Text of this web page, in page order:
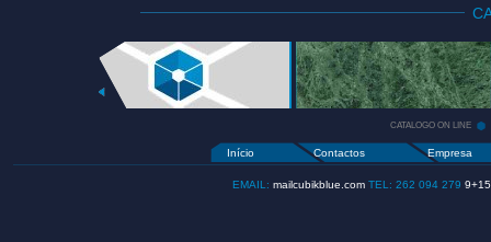
CATALOGO
ON LINE
+
CATALOGO ON LINE
Início Contactos Empresa
EMAIL: mailcubikblue.comTEL: 262 094 279